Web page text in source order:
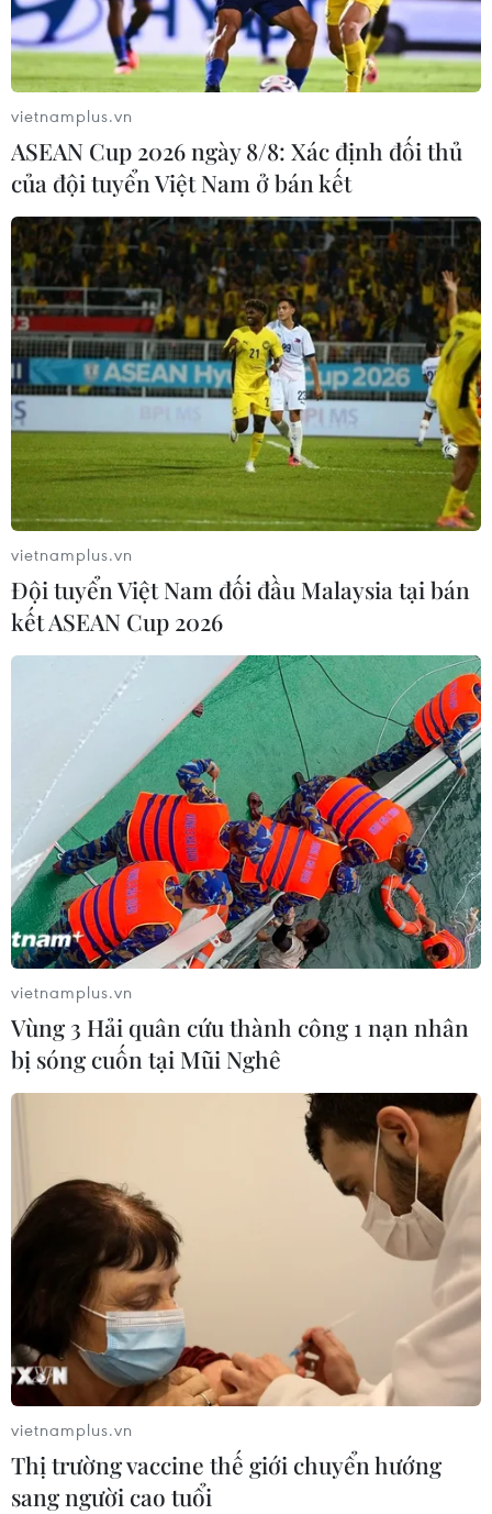
Tây Ninh: Điều tra nguyên nhân 2 vụ tai
nạn giao thông làm 4 người tử vong tại chỗ
28/05/2026 10:09
Ngày 28/5/2026, trên địa bàn tỉnh Tây Ninh liên tiếp
xảy ra hai vụ tai nạn giao thông đặc biệt nghiêm trọng
tại phường Long An và xã Đức Hòa, làm 4 người tử
vong tại chỗ.
Tai nạn giao thông giữa xe ben và xe máy
khiến hai người tử vong
27/05/2026 04:41
Vụ tai nạn giao thông giữa xe ben và xe máy xảy ra tại
địa bàn phường Tân An (Đắk Lắk) khiến anh Y.S.Ê tử
vong tại chỗ, còn anh Y.D.Ê. bị thương nặng, được đưa
vietnamplus.vn
ASEAN Cup 2026 ngày 8/8: Xác định đối thủ
của đội tuyển Việt Nam ở bán kết
vietnamplus.vn
Đội tuyển Việt Nam đối đầu Malaysia tại bán
kết ASEAN Cup 2026
vietnamplus.vn
Vùng 3 Hải quân cứu thành công 1 nạn nhân
bị sóng cuốn tại Mũi Nghê
vietnamplus.vn
Thị trường vaccine thế giới chuyển hướng
sang người cao tuổi